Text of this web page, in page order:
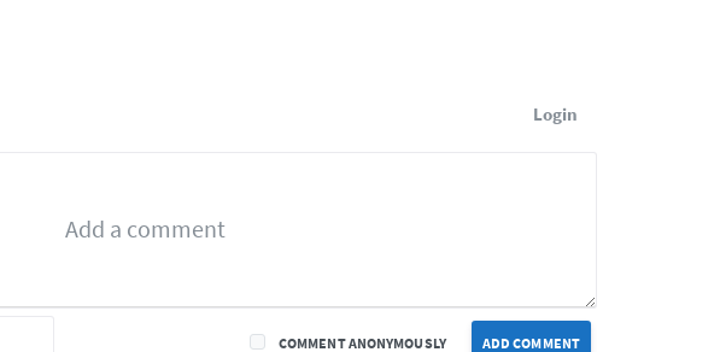
Login
ADD COMMENT
COMMENT ANONYMOUSLY